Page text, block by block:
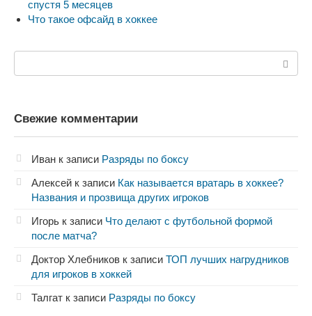
спустя 5 месяцев
Что такое офсайд в хоккее
Свежие комментарии
Иван к записи Разряды по боксу
Алексей к записи Как называется вратарь в хоккее?
Названия и прозвища других игроков
Игорь к записи Что делают с футбольной формой
после матча?
Доктор Хлебников к записи ТОП лучших нагрудников
для игроков в хоккей
Талгат к записи Разряды по боксу